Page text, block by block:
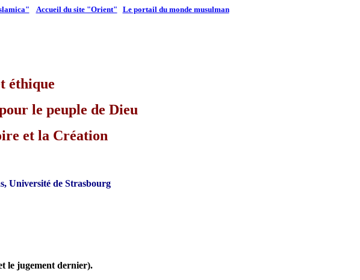
Accueil du site "Orient" Le portail du monde musulman
éthique
le peuple de Dieu
et la Création
Université de Strasbourg
le jugement dernier).